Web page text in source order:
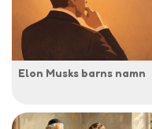
Elon Musks barns namn